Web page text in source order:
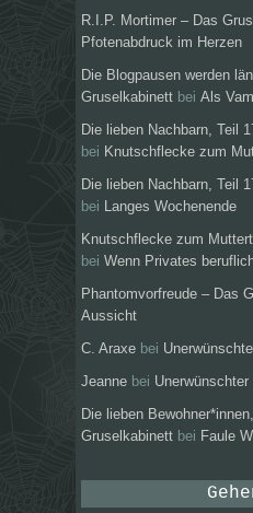
R.I.P. Mortimer – Das
Pfotenabdruck im Herzen
Die Blogpausen werden
Gruselkabinett bei Als
Die lieben Nachbarn, Teil
bei Knutschflecke zum
Die lieben Nachbarn, Teil
bei
Langes Wochenende
Knutschflecke zum
bei Wenn Privates
Phantomvorfreude – Das
Aussicht
C. Araxe bei
Jeanne bei
Die lieben
Gruselkabinett bei Faule